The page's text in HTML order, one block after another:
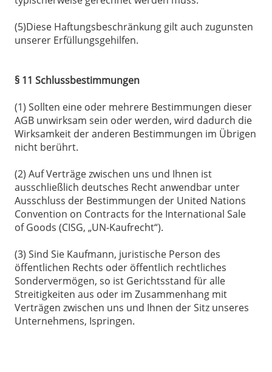
(5)Diese Haftungsbeschränkung gilt auch zugunsten
unserer Erfüllungsgehilfen.
§ 11 Schlussbestimmungen
(1) Sollten eine oder mehrere Bestimmungen dieser
AGB unwirksam sein oder werden, wird dadurch die
Wirksamkeit der anderen Bestimmungen im Übrigen
nicht berührt.
(2) Auf Verträge zwischen uns und Ihnen ist
ausschließlich deutsches Recht anwendbar unter
Ausschluss der Bestimmungen der United Nations
Convention on Contracts for the International Sale
of Goods (CISG, „UN-Kaufrecht“).
(3) Sind Sie Kaufmann, juristische Person des
öffentlichen Rechts oder öffentlich rechtliches
Sondervermögen, so ist Gerichtsstand für alle
Streitigkeiten aus oder im Zusammenhang mit
Verträgen zwischen uns und Ihnen der Sitz unseres
Unternehmens, Ispringen.